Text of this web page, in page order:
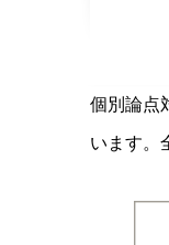
個別論点
います。